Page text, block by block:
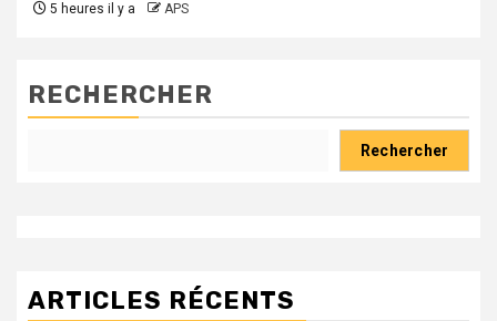
5 heures il y a APS
RECHERCHER
Rechercher
ARTICLES RÉCENTS